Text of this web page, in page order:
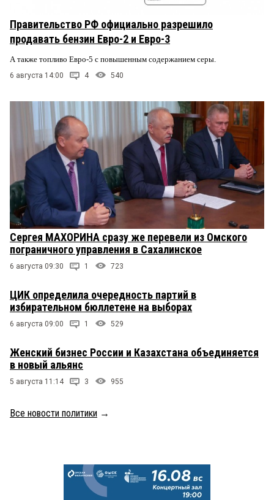
Правительство РФ официально разрешило
продавать бензин Евро-2 и Евро-3
А также топливо Евро-5 с повышенным содержанием серы.
6 августа 14:00 4 540
Сергея МАХОРИНА сразу же перевели из Омского
пограничного управления в Сахалинское
6 августа 09:30 1 723
ЦИК определила очередность партий в
избирательном бюллетене на выборах
6 августа 09:00 1 529
Женский бизнес России и Казахстана объединяется
в новый альянс
5 августа 11:14 3 955
Все новости политики →